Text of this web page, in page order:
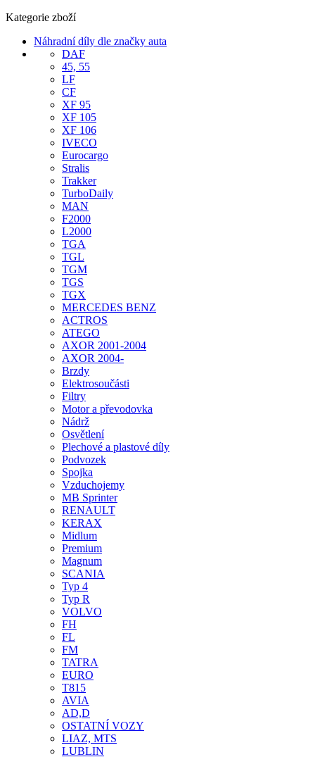
Kategorie zboží
Náhradní díly dle značky auta
DAF
45, 55
LF
CF
XF 95
XF 105
XF 106
IVECO
Eurocargo
Stralis
Trakker
TurboDaily
MAN
F2000
L2000
TGA
TGL
TGM
TGS
TGX
MERCEDES BENZ
ACTROS
ATEGO
AXOR 2001-2004
AXOR 2004-
Brzdy
Elektrosoučásti
Filtry
Motor a převodovka
Nádrž
Osvětlení
Plechové a plastové díly
Podvozek
Spojka
Vzduchojemy
MB Sprinter
RENAULT
KERAX
Midlum
Premium
Magnum
SCANIA
Typ 4
Typ R
VOLVO
FH
FL
FM
TATRA
EURO
T815
AVIA
AD,D
OSTATNÍ VOZY
LIAZ, MTS
LUBLIN